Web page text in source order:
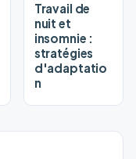
Travail de
nuit et
insomnie :
stratégies
d'adaptatio
n